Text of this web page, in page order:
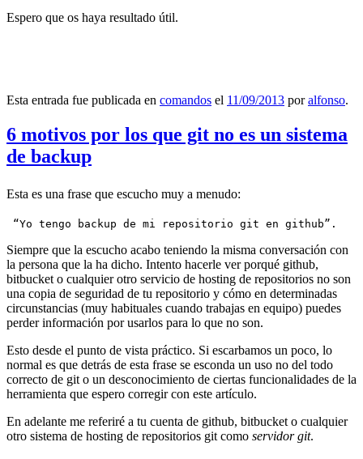
Espero que os haya resultado útil.
Esta entrada fue publicada en comandos el 11/09/2013 poralfonso.
6 motivos por los que git no es un sistema
de backup
Esta es una frase que escucho muy a menudo:
“Yo tengo backup de mi repositorio git en github”.
Siempre que la escucho acabo teniendo la misma conversación con
la persona que la ha dicho. Intento hacerle ver porqué github,
bitbucket o cualquier otro servicio de hosting de repositorios no son
una copia de seguridad de tu repositorio y cómo en determinadas
circunstancias (muy habituales cuando trabajas en equipo) puedes
perder información por usarlos para lo que no son.
Esto desde el punto de vista práctico. Si escarbamos un poco, lo
normal es que detrás de esta frase se esconda un uso no del todo
correcto de git o un desconocimiento de ciertas funcionalidades de la
herramienta que espero corregir con este artículo.
En adelante me referiré a tu cuenta de github, bitbucket o cualquier
otro sistema de hosting de repositorios git como servidor git.